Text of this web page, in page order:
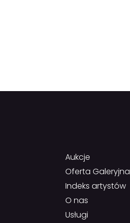
Aukcje
Oferta Galeryjna
Indeks artystów
O nas
Usługi